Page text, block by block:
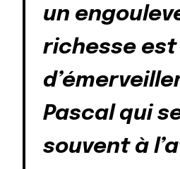
un
richesse
Pascal qui
souvent à